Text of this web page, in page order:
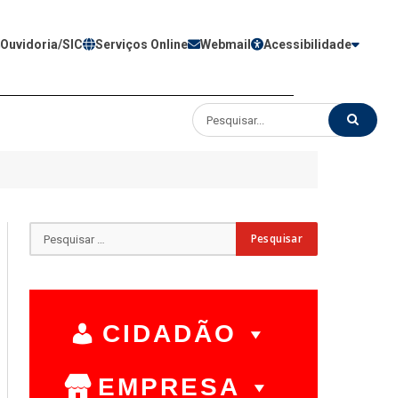
Ouvidoria/SIC Serviços Online Webmail Acessibilidade
CIDADÃO
EMPRESA